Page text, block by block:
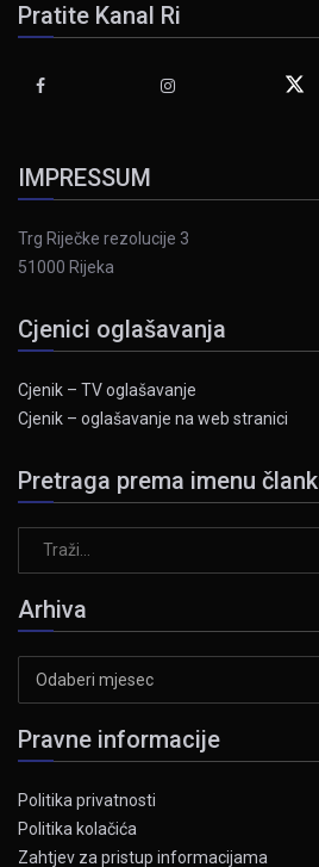
Pratite Kanal Ri
IMPRESSUM
Trg Riječke rezolucije 3
51000 Rijeka
Cjenici oglašavanja
Cjenik – TV oglašavanje
Cjenik – oglašavanje na web stranici
Pretraga prema imenu
Arhiva
Pravne informacije
Politika privatnosti
Politika kolačića
Zahtjev za pristup informacijama